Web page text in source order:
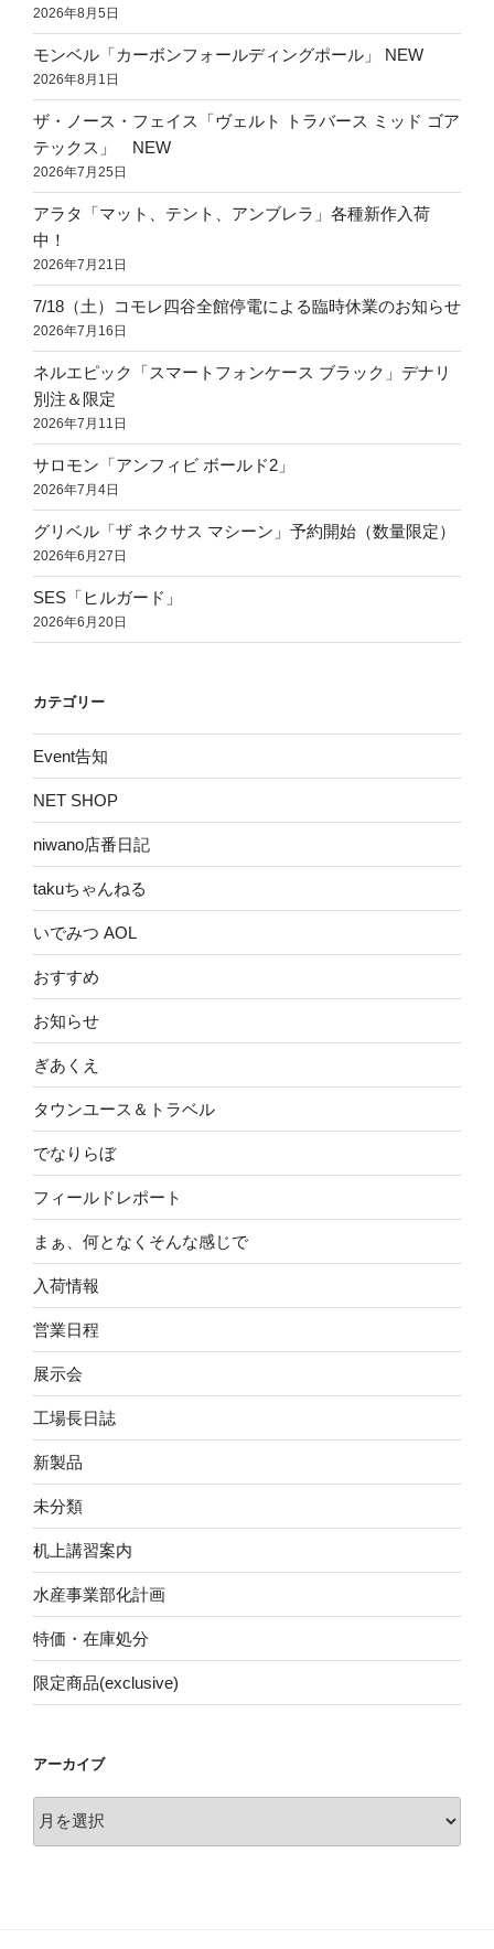
2026年8月5日
モンベル「カーボンフォールディングポール」 NEW
2026年8月1日
ザ・ノース・フェイス「ヴェルト トラバース ミッド ゴア
テックス」 NEW
2026年7月25日
アラタ「マット、テント、アンブレラ」各種新作入荷
中！
2026年7月21日
7/18（土）コモレ四谷全館停電による臨時休業のお知らせ
2026年7月16日
ネルエピック「スマートフォンケース ブラック」デナリ
別注＆限定
2026年7月11日
サロモン「アンフィビ ボールド2」
2026年7月4日
グリベル「ザ ネクサス マシーン」予約開始（数量限定）
2026年6月27日
SES「ヒルガード」
2026年6月20日
カテゴリー
Event告知
NET SHOP
niwano店番日記
takuちゃんねる
いでみつ AOL
おすすめ
お知らせ
ぎあくえ
タウンユース＆トラベル
でなりらぼ
フィールドレポート
まぁ、何となくそんな感じで
入荷情報
営業日程
展示会
工場長日誌
新製品
未分類
机上講習案内
水産事業部化計画
特価・在庫処分
限定商品(exclusive)
アーカイブ
ー